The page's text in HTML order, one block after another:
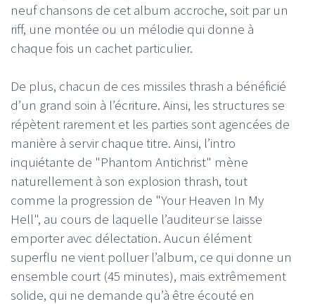
neuf chansons de cet album accroche, soit par un
riff, une montée ou un mélodie qui donne à
chaque fois un cachet particulier.
De plus, chacun de ces missiles thrash a bénéficié
d’un grand soin à l’écriture. Ainsi, les structures se
répètent rarement et les parties sont agencées de
manière à servir chaque titre. Ainsi, l’intro
inquiétante de "Phantom Antichrist" mène
naturellement à son explosion thrash, tout
comme la progression de "Your Heaven In My
Hell", au cours de laquelle l’auditeur se laisse
emporter avec délectation. Aucun élément
superflu ne vient polluer l’album, ce qui donne un
ensemble court (45 minutes), mais extrêmement
solide, qui ne demande qu’à être écouté en